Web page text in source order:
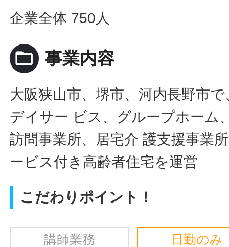
企業全体 750人
folder_open 事業内容
大阪狭山市、堺市、河内長野市
デイサー ビス、グループホーム
訪問事業所、居宅介 護支援事業
ービス付き高齢者住宅を運営
こだわりポイント！
講師業務 日勤のみ